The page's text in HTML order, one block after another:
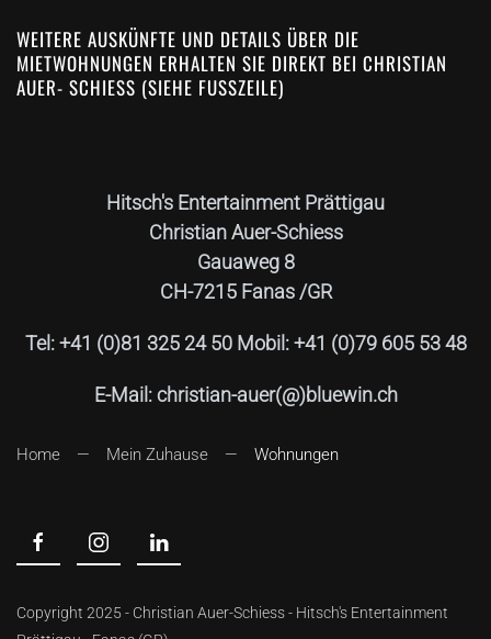
WEITERE AUSKÜNFTE UND DETAILS ÜBER DIE
MIETWOHNUNGEN ERHALTEN SIE DIREKT BEI CHRISTIAN
AUER- SCHIESS (SIEHE FUSSZEILE)
Hitsch's Entertainment Prättigau
Christian Auer-Schiess
Gauaweg 8
CH-7215 Fanas /GR
Tel: +41 (0)81 325 24 50 Mobil: +41 (0)79 605 53 48
E-Mail: christian-auer(@)bluewin.ch
Home Mein Zuhause Wohnungen
Copyright 2025 - Christian Auer-Schiess - Hitsch's Entertainment